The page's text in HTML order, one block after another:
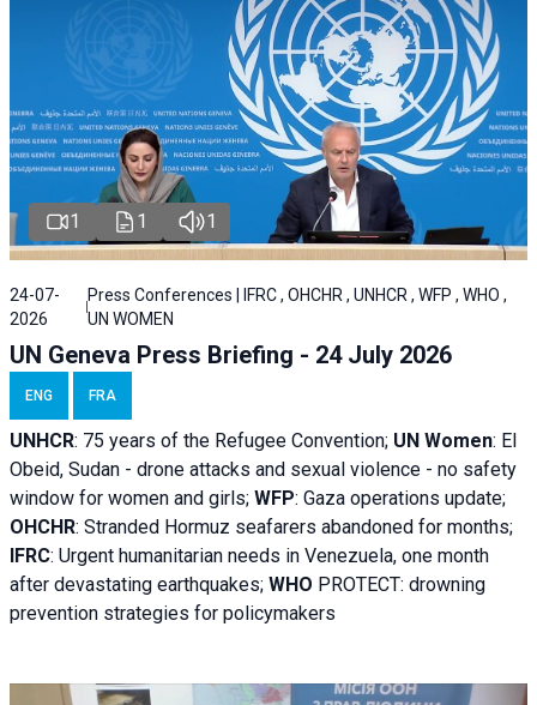
1 1 1
24-07-
2026
Press Conferences | IFRC , OHCHR , UNHCR , WFP , WHO ,
UN WOMEN
UN Geneva Press Briefing - 24 July 2026
ENG FRA
UNHCR: 75 years of the Refugee Convention; UN Women: El
Obeid, Sudan - drone attacks and sexual violence - no safety
window for women and girls; WFP: Gaza operations update;
OHCHR: Stranded Hormuz seafarers abandoned for months;
IFRC: Urgent humanitarian needs in Venezuela, one month
after devastating earthquakes; WHO PROTECT: drowning
prevention strategies for policymakers